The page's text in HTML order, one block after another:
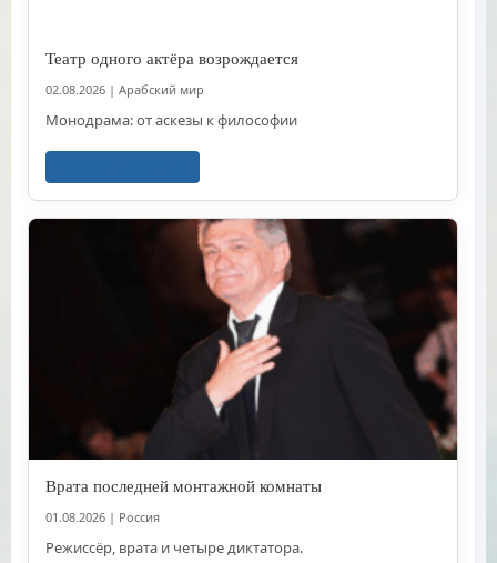
Театр одного актёра возрождается
02.08.2026 | Арабский мир
Монодрама: от аскезы к философии
Врата последней монтажной комнаты
01.08.2026 | Россия
Режиссёр, врата и четыре диктатора.